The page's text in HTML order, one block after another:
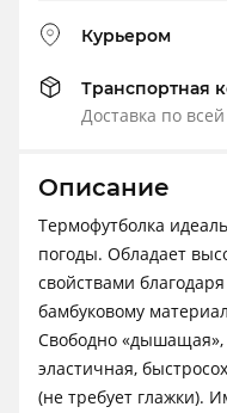
Курьером
Транспортная
Доставка по
Описание
Термофутболка
погоды. Обладает
свойствами
бамбуковому
Свободно «дышащая»,
эластичная,
(не требует глажки).